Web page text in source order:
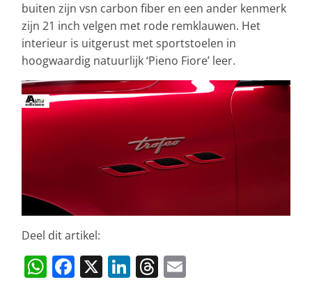
buiten zijn vsn carbon fiber en een ander kenmerk
zijn 21 inch velgen met rode remklauwen. Het
interieur is uitgerust met sportstoelen in
hoogwaardig natuurlijk ‘Pieno Fiore’ leer.
Deel dit artikel:
W F X Li T